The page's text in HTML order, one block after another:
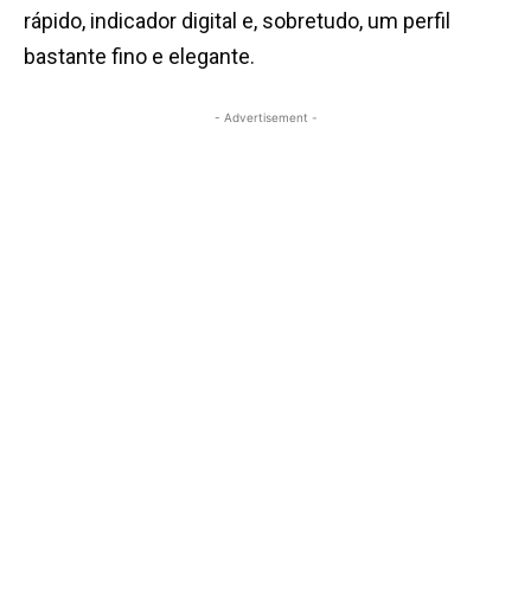
rápido, indicador digital e, sobretudo, um perfil
bastante fino e elegante.
- Advertisement -